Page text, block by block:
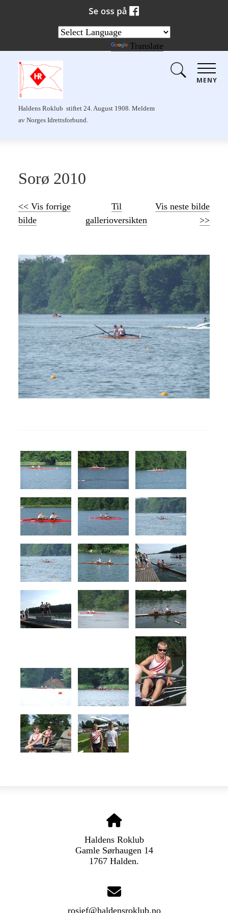
Haldens Roklub stiftet 24. August 1908. Meldem
av Norges Idrettsforbund.
MENY
Sorø 2010
<< Vis forrige
bilde
Til
gallerioversikten
Vis neste bilde
>>
Translate
Haldens Roklub
Gamle Sørhaugen 14
1767 Halden.
rosjef@haldensroklub.no